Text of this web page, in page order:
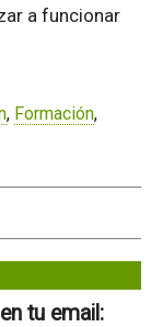
a funcionar
, Formación,
tu email: